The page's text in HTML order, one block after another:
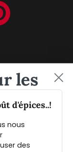
d'épices..!
nous
des
les
!